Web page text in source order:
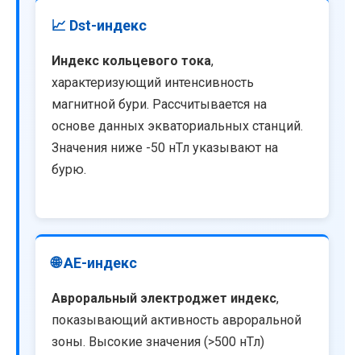
📈 Dst-индекс
Индекс кольцевого тока,
характеризующий интенсивность
магнитной бури. Рассчитывается на
основе данных экваториальных станций.
Значения ниже -50 нТл указывают на
бурю.
🌐 AE-индекс
Авроральный электроджет индекс,
показывающий активность авроральной
зоны. Высокие значения (>500 нТл)